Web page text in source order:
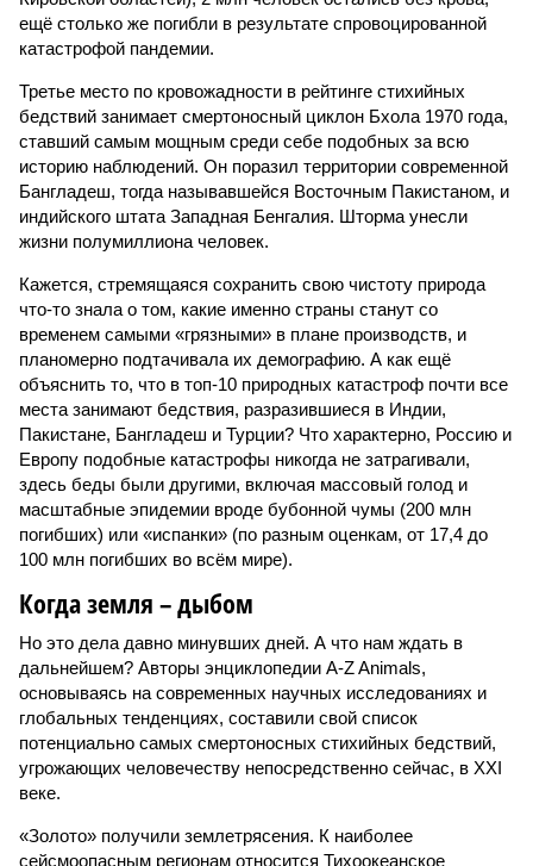
ещё столько же погибли в результате спровоцированной
катастрофой пандемии.
Третье место по кровожадности в рейтинге стихийных
бедствий занимает смертоносный циклон Бхола 1970 года,
ставший самым мощным среди себе подобных за всю
историю наблюдений. Он поразил территории современной
Бангладеш, тогда называвшейся Восточным Пакистаном, и
индийского штата Западная Бенгалия. Шторма унесли
жизни полумиллиона человек.
Кажется, стремящаяся сохранить свою чистоту природа
что-то знала о том, какие именно страны станут со
временем самыми «грязными» в плане производств, и
планомерно подтачивала их демографию. А как ещё
объяснить то, что в топ-10 природных катастроф почти все
места занимают бедствия, разразившиеся в Индии,
Пакистане, Бангладеш и Турции? Что характерно, Россию и
Европу подобные катастрофы никогда не затрагивали,
здесь беды были другими, включая массовый голод и
масштабные эпидемии вроде бубонной чумы (200 млн
погибших) или «испанки» (по разным оценкам, от 17,4 до
100 млн погибших во всём мире).
Когда земля – дыбом
Но это дела давно минувших дней. А что нам ждать в
дальнейшем? Авторы энциклопедии A-Z Animals,
основываясь на современных научных исследованиях и
глобальных тенденциях, составили свой список
потенциально самых смертоносных стихийных бедствий,
угрожающих человечеству непосредственно сейчас, в XXI
веке.
«Золото» получили землетрясения. К наиболее
сейсмоопасным регионам относится Тихоокеанское